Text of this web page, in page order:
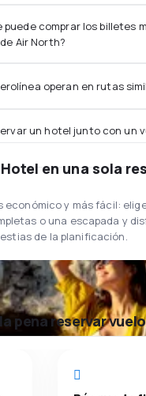
comprar los billetes
Air North?
operan en rutas
un hotel junto con un
en una sola
económico y más fácil:
o una escapada y
de la planificación.
pena reservar